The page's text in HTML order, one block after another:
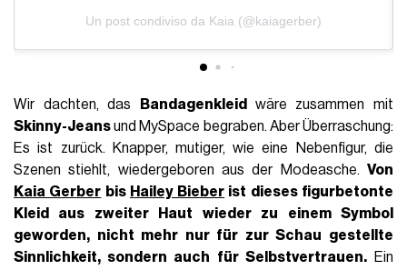
Un post condiviso da Kaia (@kaiagerber)
Wir dachten, das Bandagenkleid
wäre zusammen mit
Skinny-Jeansund MySpace begraben. Aber Überraschung:
Es ist zurück. Knapper, mutiger, wie eine Nebenfigur, die
Szenen stiehlt, wiedergeboren aus der Modeasche. Von
Kaia Gerber bis Hailey Bieber ist dieses figurbetonte
Kleid
aus zweiter Haut wieder zu einem Symbol
geworden, nicht mehr nur für zur Schau gestellte
Sinnlichkeit, sondern auch für Selbstvertrauen.Ein